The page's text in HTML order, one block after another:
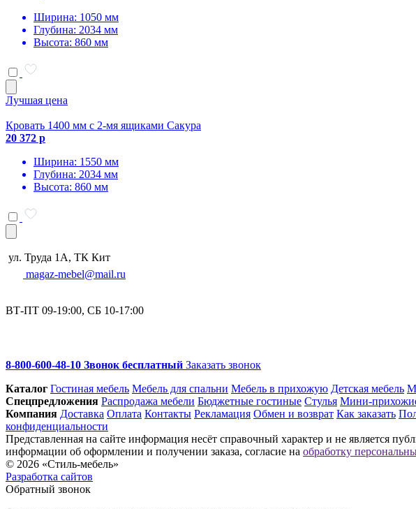
Ширина: 1050 мм
Глубина: 2034 мм
Высота: 860 мм
Лучшая цена
Кровать 1400 мм с 2-мя ящиками Сакура
20 372 р
Ширина: 1550 мм
Глубина: 2034 мм
Высота: 860 мм
ул. Труда 1А, ТК Кит
magaz-mebel@mail.ru
ВТ-ПТ 09-19:00, СБ 10-17:00
8-800-600-48-10 Звонок бесплатный Заказать звонок
Каталог Гостиная мебель Мебель для спальни Мебель в прихожую Детская мебель
Спец­предложения Распродажа мебели Бюджетные гостиные Стулья Мини-
Компания Доставка Оплата Контакты Рекламация Обмен и возврат Как заказать
конфиденциальности
Представленная на сайте информация несёт справочный характер и не является
информации об оформлении и получении заказа, согласие на обработку
© 2026 «Стиль-мебель»
Разработка сайтов
Обратный звонок